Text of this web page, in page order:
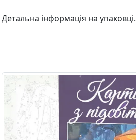
Детальна інформація на упаковці.